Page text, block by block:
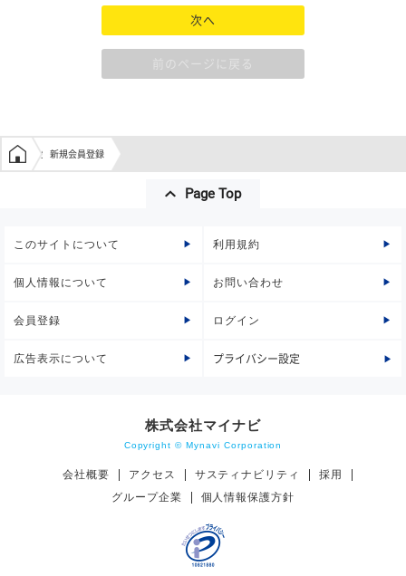
次へ
前のページに戻る
学生の窓口トップ
新規会員登録
Page Top
このサイトについて 利用規約
個人情報について お問い合わせ
会員登録 ログイン
広告表示について プライバシー設定
株式会社マイナビ
Copyright © Mynavi Corporation
会社概要 アクセス サスティナビリティ
採用
グループ企業
個人情報保護方針